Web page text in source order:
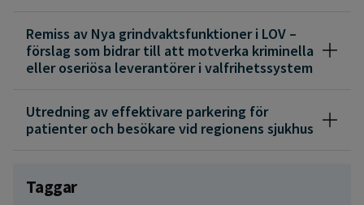
Remiss av Nya grindvaktsfunktioner i LOV –
förslag som bidrar till att motverka kriminella
eller oseriösa leverantörer i valfrihetssystem
Utredning av effektivare parkering för
patienter och besökare vid regionens sjukhus
Taggar